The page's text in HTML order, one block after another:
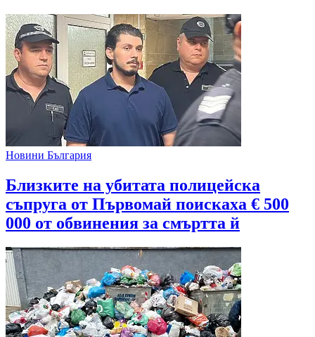
Новини България
Близките на убитата полицейска
съпруга от Първомай поискаха € 500
000 от обвинения за смъртта й